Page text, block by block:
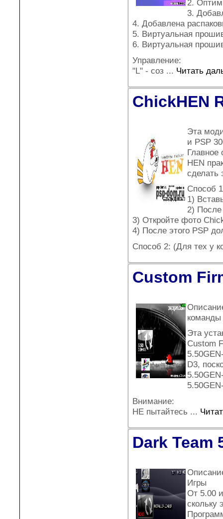
2.
3.
4. Добавлена
5. Виртуальная
6. Виртуальная
Управление:
"L" - соз ... Читать
ChickHEN
Эта
и PSP
Главное
HEN
сделать
Способ
1)
2) После
3) Откройте фото
4) После этого PSP
Способ 2: (Для тех у
Custom
команды
Эта
Custom
D3,
Внимание:
НЕ пытайтесь ...
Dark Team
Игры
От 5.00
скольку